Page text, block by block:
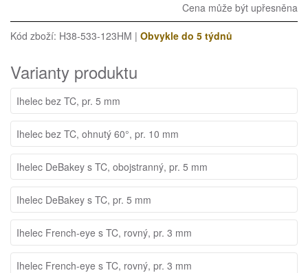
Cena může být upřesněna
Kód zboží: H38-533-123HM | Obvykle do 5 týdnů
Varianty produktu
Ihelec bez TC, pr. 5 mm
Ihelec bez TC, ohnutý 60°, pr. 10 mm
Ihelec DeBakey s TC, obojstranný, pr. 5 mm
Ihelec DeBakey s TC, pr. 5 mm
Ihelec French-eye s TC, rovný, pr. 3 mm
Ihelec French-eye s TC, rovný, pr. 3 mm